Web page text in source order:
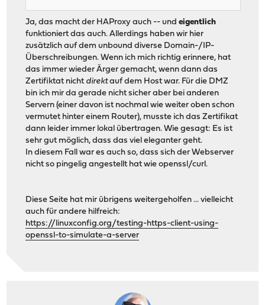
Ja, das macht der HAProxy auch -- undeigentlich
funktioniert das auch. Allerdings haben wir hier
zusätzlich auf dem unbound diverse Domain-/IP-
Überschreibungen. Wenn ich mich richtig erinnere, hat
das immer wieder Ärger gemacht, wenn dann das
Zertifiktat nicht direktauf dem Host war. Für die DMZ
bin ich mir da gerade nicht sicher aber bei anderen
Servern (einer davon ist nochmal wie weiter oben schon
vermutet hinter einem Router), musste ich das Zertifikat
dann leider immer lokal übertragen. Wie gesagt: Es ist
sehr gut möglich, dass das viel eleganter geht.
In diesem Fall war es auch so, dass sich der Webserver
nicht so pingelig angestellt hat wie openssl/curl.
Diese Seite hat mir übrigens weitergeholfen ... vielleicht
auch für andere hilfreich:
https://linuxconfig.org/testing-https-client-using-
openssl-to-simulate-a-server